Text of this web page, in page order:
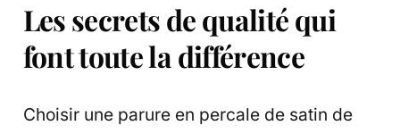
Les secrets de qualité qui
font toute la différence
Choisir une parure en percale de satin de